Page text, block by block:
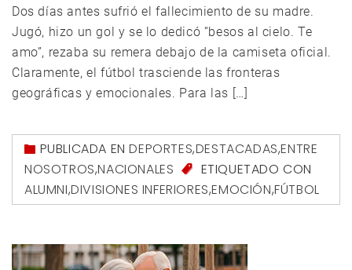
Dos días antes sufrió el fallecimiento de su madre.
Jugó, hizo un gol y se lo dedicó “besos al cielo. Te
amo”, rezaba su remera debajo de la camiseta oficial.
Claramente, el fútbol trasciende las fronteras
geográficas y emocionales. Para las […]
PUBLICADA ENDEPORTES,DESTACADAS,ENTRE
NOSOTROS,NACIONALES
ETIQUETADO CON
ALUMNI,DIVISIONES INFERIORES,EMOCIÓN,FÚTBOL